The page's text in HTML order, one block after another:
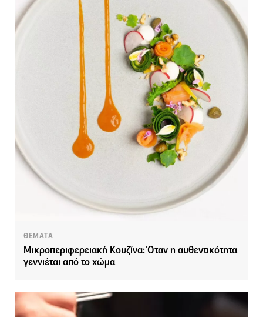
ΘΕΜΑΤΑ
Μικροπεριφερειακή Κουζίνα: Όταν η αυθεντικότητα
γεννιέται από το χώμα